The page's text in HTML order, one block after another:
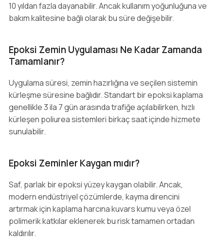
10 yıldan fazla dayanabilir. Ancak kullanım yoğunluğuna ve
bakım kalitesine bağlı olarak bu süre değişebilir.
Epoksi Zemin Uygulaması Ne Kadar Zamanda
Tamamlanır?
Uygulama süresi, zemin hazırlığına ve seçilen sistemin
kürleşme süresine bağlıdır. Standart bir epoksi kaplama
genellikle 3 ila 7 gün arasında trafiğe açılabilirken, hızlı
kürleşen poliurea sistemleri birkaç saat içinde hizmete
sunulabilir.
Epoksi Zeminler Kaygan mıdır?
Saf, parlak bir epoksi yüzey kaygan olabilir. Ancak,
modern endüstriyel çözümlerde, kayma direncini
artırmak için kaplama harcına kuvars kumu veya özel
polimerik katkılar eklenerek bu risk tamamen ortadan
kaldırılır.